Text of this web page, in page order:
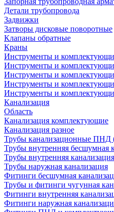
Детали трубопровода
Задвижки
Затворы дисковые поворотные
Клапаны обратные
Краны
Инструменты и
Инструменты и
Инструменты и
Инструменты и
Инструменты и
Канализация
Область
Канализация комплектующие
Канализация разное
Трубы канализационные ПНД
Трубы внутренняя бесшумная
Трубы внутренняя
Трубы наружная канализация
Фитинги бесшумная
Трубы и фитинги чугунная
Фитинги внутренняя
Фитинги наружная